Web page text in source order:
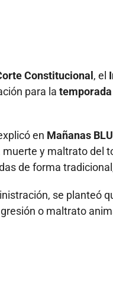
Constitucional , el
para la
en Mañanas BLU
y maltrato del
de forma
se planteó
o maltrato